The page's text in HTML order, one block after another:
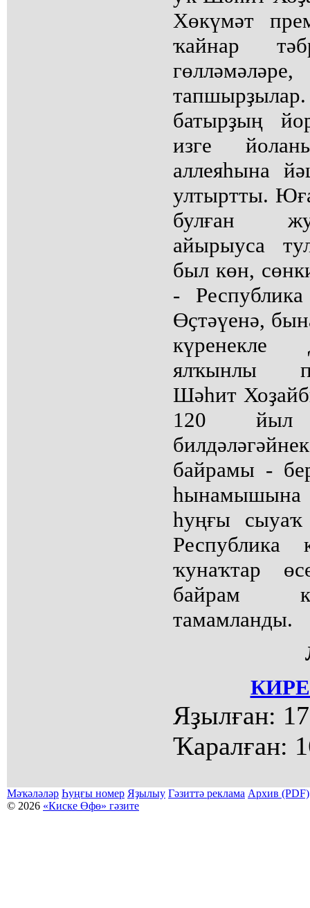
Хөкүмәт
ҡайнар
гөлләмәләре,
батырҙың
изге
аллеяһына
ултыртты.
булған
айырыуса
был көн,
-
Өҫтәүенә,
күренекле
ялҡынлы
Шәһит
120 йыл
байрамы -
һуңғы
ҡунаҡтар
байрам
тамамланды.
Яҙылған:
Ҡаралған:
Мәҡәләләр Һуңғы номер Яҙылыу Гәзиттә реклама Архив (PDF)
© 2026 «Киске Өфө» гәзите